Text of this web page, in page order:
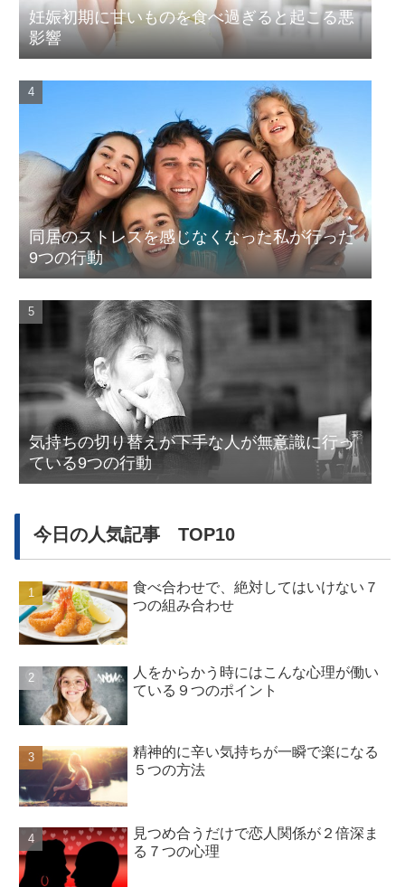
妊娠初期に甘いものを食べ過ぎると起こる悪
影響
同居のストレスを感じなくなった私が行った
9つの行動
気持ちの切り替えが下手な人が無意識に行っ
ている9つの行動
今日の人気記事 TOP10
食べ合わせで、絶対してはいけない７
つの組み合わせ
人をからかう時にはこんな心理が働い
ている９つのポイント
精神的に辛い気持ちが一瞬で楽になる
５つの方法
見つめ合うだけで恋人関係が２倍深ま
る７つの心理